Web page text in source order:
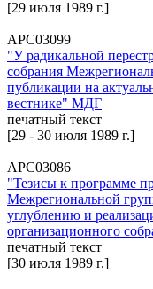
[29 июля 1989 г.]
АРС03099
"У радикальной
собрания
публикации на
вестнике" МДГ
печатный текст
[29 - 30 июля 1989 г.]
АРС03086
"Тезисы к программе
Межрегиональной
углублению и
организационного
печатный текст
[30 июля 1989 г.]